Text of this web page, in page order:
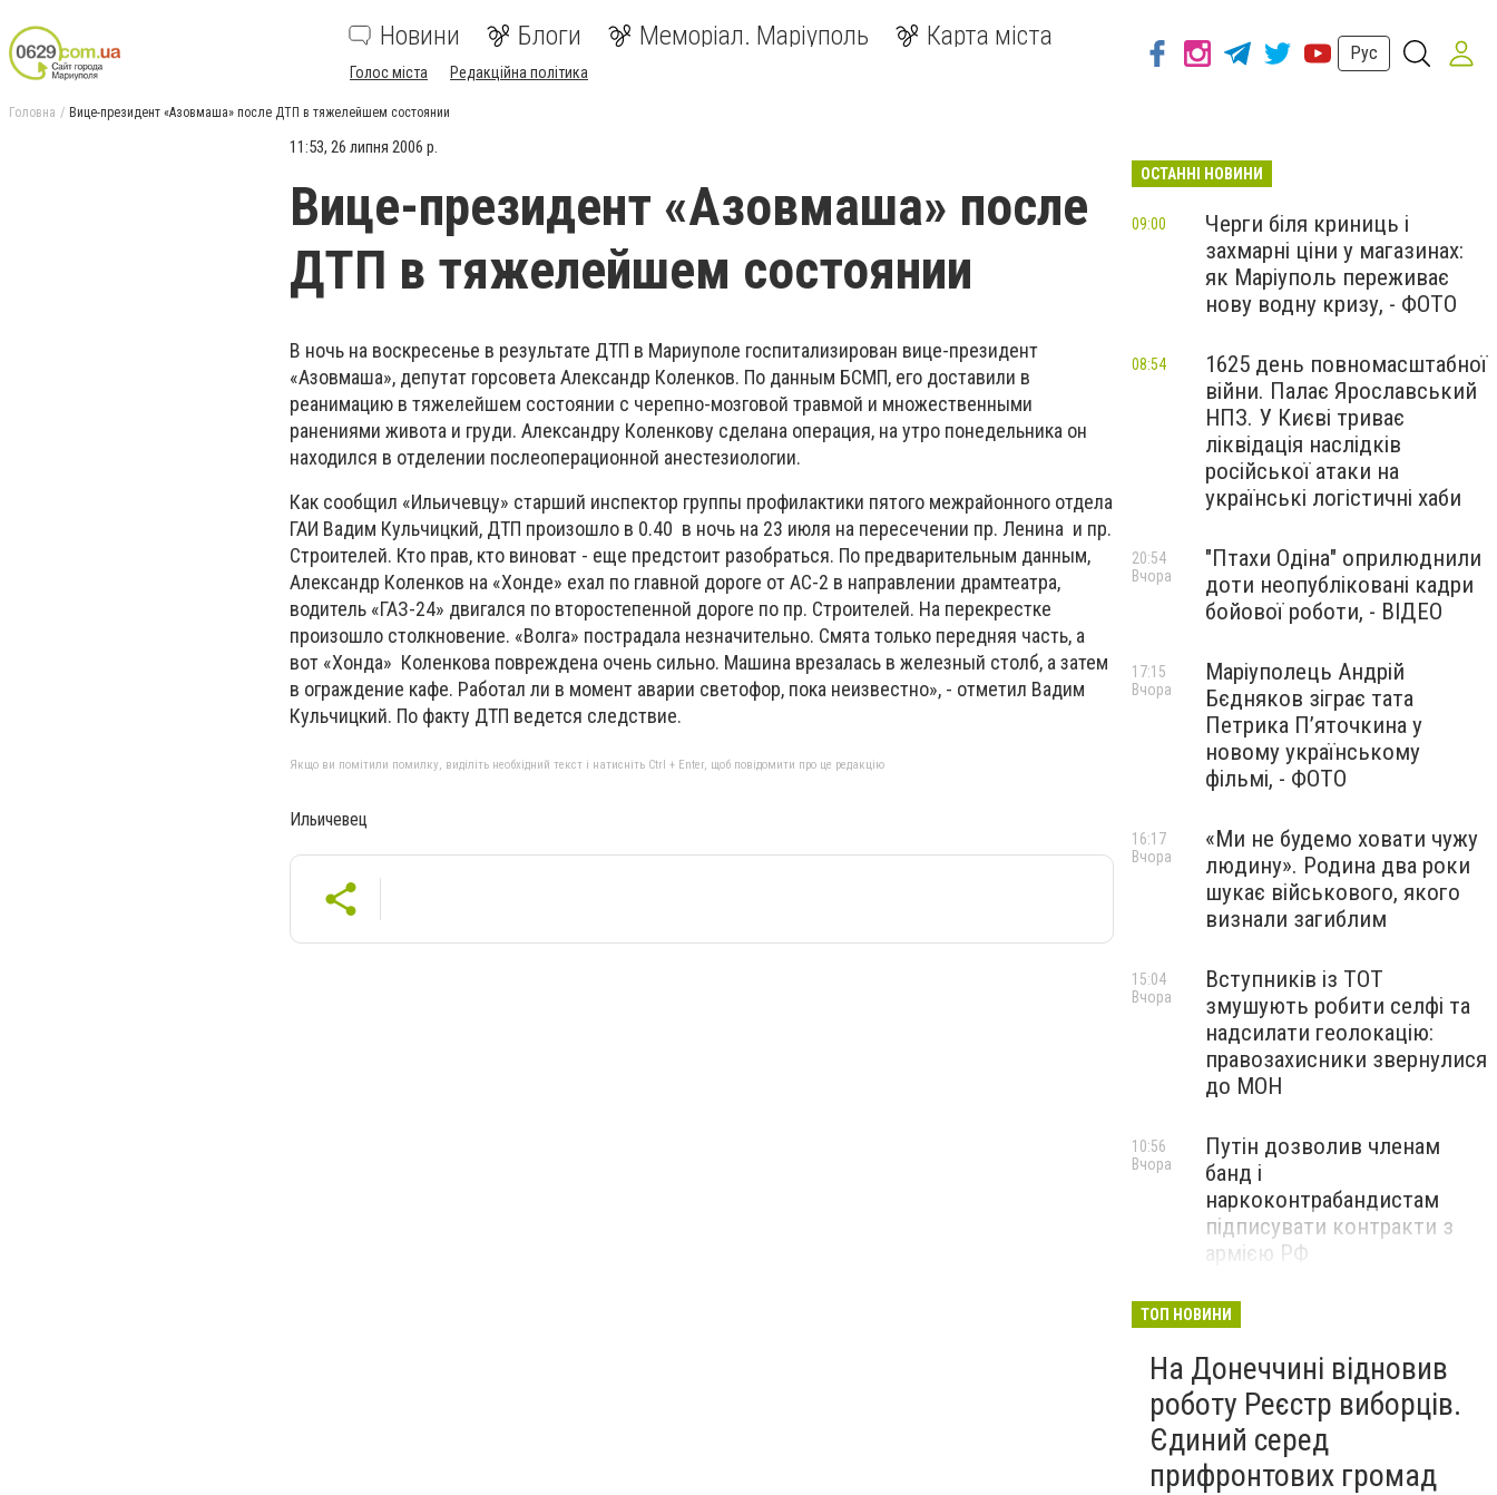
Новини Блоги Меморіал. Маріуполь Карта міста
Голос міста Редакційна політика
Рус
Головна Вице-президент «Азовмаша» после ДТП в тяжелейшем состоянии
11:53, 26 липня 2006 р.
Вице-президент «Азовмаша» после
ДТП в тяжелейшем состоянии
В ночь на воскресенье в результате ДТП в Мариуполе госпитализирован вице-президент
«Азовмаша», депутат горсовета Александр Коленков. По данным БСМП, его доставили в
реанимацию в тяжелейшем состоянии с черепно-мозговой травмой и множественными
ранениями живота и груди. Александру Коленкову сделана операция, на утро понедельника он
находился в отделении послеоперационной анестезиологии.
Как сообщил «Ильичевцу» старший инспектор группы профилактики пятого межрайонного отдела
ГАИ Вадим Кульчицкий, ДТП произошло в 0.40 в ночь на 23 июля на пересечении пр. Ленина и пр.
Строителей. Кто прав, кто виноват - еще предстоит разобраться. По предварительным данным,
Александр Коленков на «Хонде» ехал по главной дороге от АС-2 в направлении драмтеатра,
водитель «ГАЗ-24» двигался по второстепенной дороге по пр. Строителей. На перекрестке
произошло столкновение. «Волга» пострадала незначительно. Смята только передняя часть, а
вот «Хонда» Коленкова повреждена очень сильно. Машина врезалась в железный столб, а затем
в ограждение кафе. Работал ли в момент аварии светофор, пока неизвестно», - отметил Вадим
Кульчицкий. По факту ДТП ведется следствие.
Якщо ви помітили помилку, виділіть необхідний текст і натисніть Ctrl + Enter, щоб повідомити про це редакцію
Ильичевец
ОСТАННІ НОВИНИ
Черги біля криниць і
захмарні ціни у магазинах:
як Маріуполь переживає
нову водну кризу, - ФОТО
09:00
1625 день повномасштабної
війни. Палає Ярославський
НПЗ. У Києві триває
ліквідація наслідків
російської атаки на
українські логістичні хаби
08:54
"Птахи Одіна" оприлюднили
доти неопубліковані кадри
бойової роботи, - ВІДЕО
20:54
Вчора
Маріуполець Андрій
Бєдняков зіграє тата
Петрика П’яточкина у
новому українському
фільмі, - ФОТО
17:15
Вчора
«Ми не будемо ховати чужу
людину». Родина два роки
шукає військового, якого
визнали загиблим
16:17
Вчора
Вступників із ТОТ
змушують робити селфі та
надсилати геолокацію:
правозахисники звернулися
до МОН
15:04
Вчора
Путін дозволив членам
банд і
наркоконтрабандистам
підписувати контракти з
армією РФ
10:56
Вчора
Від тих, хто зберігає історію
залишили послання
окупантам, - ФОТО
09:43
Вчора
ТОП НОВИНИ
На Донеччині відновив
роботу Реєстр виборців.
Єдиний серед
прифронтових громад